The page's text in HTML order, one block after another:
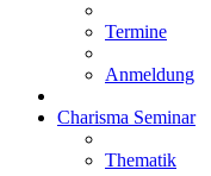
Termine
Anmeldung
Charisma Seminar
Thematik